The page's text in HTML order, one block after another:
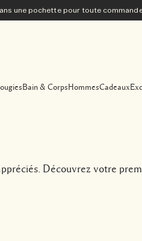
une pochette pour toute
Bain & CorpsHommesCadeaux
Découvrez votre